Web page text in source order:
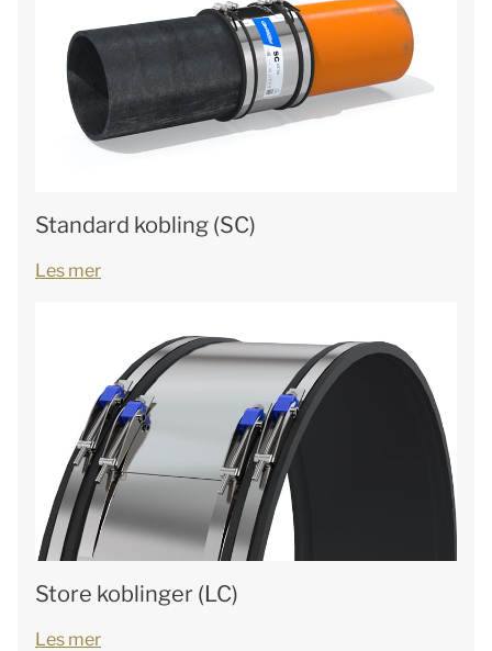
Standard kobling (SC)
Les mer
Store koblinger (LC)
Les mer